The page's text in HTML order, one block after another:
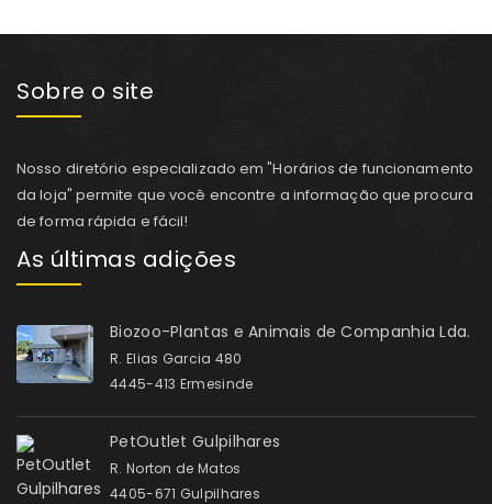
Sobre o site
Nosso diretório especializado em "Horários de funcionamento
da loja" permite que você encontre a informação que procura
de forma rápida e fácil!
As últimas adições
Biozoo-Plantas e Animais de Companhia Lda.
R. Elias Garcia 480
4445-413 Ermesinde
PetOutlet Gulpilhares
R. Norton de Matos
4405-671 Gulpilhares